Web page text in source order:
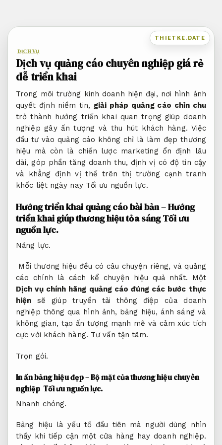
THIETKE.DATE
DỊCH VỤ
Dịch vụ quảng cáo chuyên nghiệp giá rẻ
dễ triển khai
Trong môi trường kinh doanh hiện đại, nơi hình ảnh
quyết định niềm tin, giải pháp quảng cáo chỉn chu
trở thành hướng triển khai quan trọng giúp doanh
nghiệp gây ấn tượng và thu hút khách hàng. Việc
đầu tư vào quảng cáo không chỉ là làm đẹp thương
hiệu mà còn là chiến lược marketing ổn định lâu
dài, góp phần tăng doanh thu, định vị có độ tin cậy
và khẳng định vị thế trên thị trường cạnh tranh
khốc liệt ngày nay Tối ưu nguồn lực.
Hướng triển khai quảng cáo bài bản – Hướng
triển khai giúp thương hiệu tỏa sáng Tối ưu
nguồn lực.
Năng lực.
Mỗi thương hiệu đều có câu chuyện riêng, và quảng
cáo chính là cách kể chuyện hiệu quả nhất. Một
Dịch vụ chính hãng quảng cáo đúng các bước thực
hiện sẽ giúp truyền tải thông điệp của doanh
nghiệp thông qua hình ảnh, bảng hiệu, ánh sáng và
không gian, tạo ấn tượng mạnh mẽ và cảm xúc tích
cực với khách hàng. Tư vấn tận tâm.
Trọn gói.
In ấn bảng hiệu đẹp – Bộ mặt của thương hiệu chuyên
nghiệp Tối ưu nguồn lực.
Nhanh chóng.
Bảng hiệu là yếu tố đầu tiên mà người dùng nhìn
thấy khi tiếp cận một cửa hàng hay doanh nghiệp.